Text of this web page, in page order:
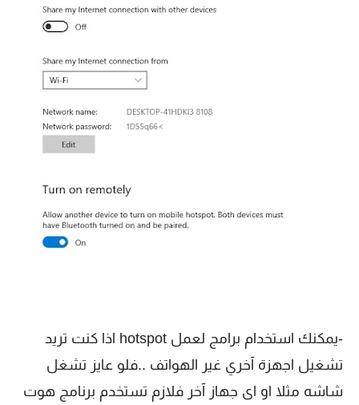
-يمكنك استخدام برامج لعمل hotspot اذا كنت تريد
تشغيل اجهزة آخري غير الهواتف ..فلو عايز تشغل
شاشه مثلا او اى جهاز آخر فلازم تستخدم برنامج هوت